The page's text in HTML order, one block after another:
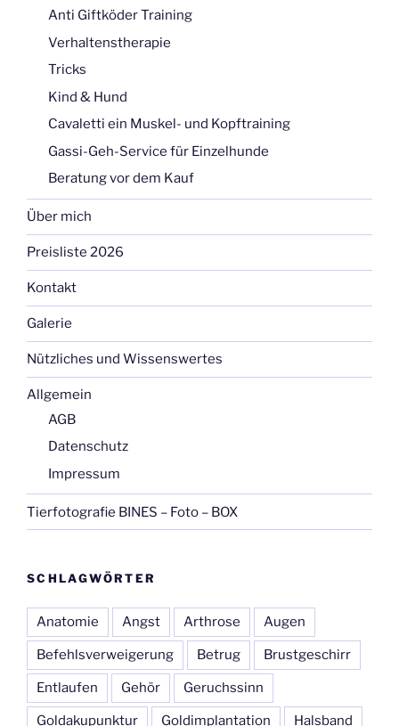
Anti Giftköder Training
Verhaltenstherapie
Tricks
Kind & Hund
Cavaletti ein Muskel- und Kopftraining
Gassi-Geh-Service für Einzelhunde
Beratung vor dem Kauf
Über mich
Preisliste 2026
Kontakt
Galerie
Nützliches und Wissenswertes
Allgemein
AGB
Datenschutz
Impressum
Tierfotografie BINES – Foto – BOX
SCHLAGWÖRTER
Anatomie Angst Arthrose Augen
Befehlsverweigerung Betrug Brustgeschirr
Entlaufen Gehör Geruchssinn
Goldakupunktur Goldimplantation Halsband